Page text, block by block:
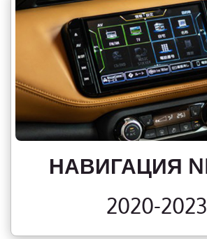
НАВИГАЦИЯ
2020-2023